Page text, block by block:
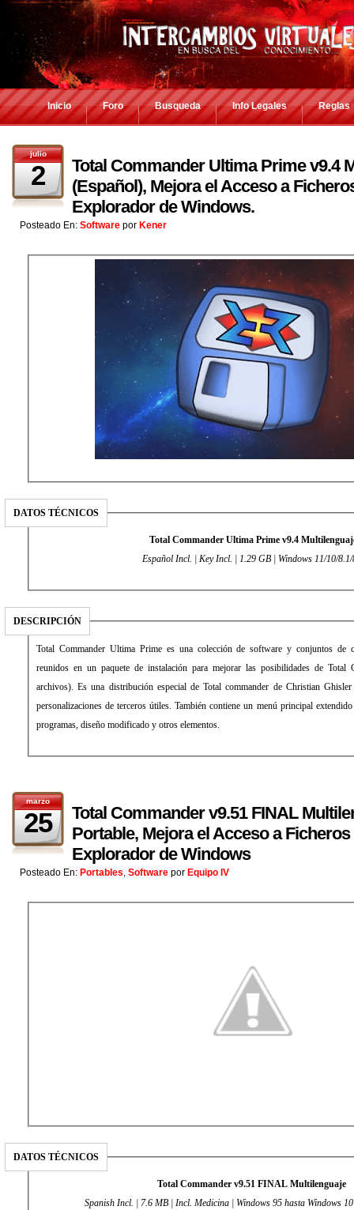
Inicio Foro Busqueda Info Legales Reglas
julio
2
Total Commander Ultima Prime v9.4
(Español), Mejora el Acceso a
Explorador de Windows.
Posteado En: Software por Kener
DATOS TÉCNICOS
Total Commander Ultima Prime v9.4
Español Incl. | Key Incl. | 1.29 GB | Windows 11/10/8.1/
DESCRIPCIÓN
Total Commander Ultima Prime es una colección de software y conjuntos de
reunidos en un paquete de instalación para mejorar las posibilidades de Total
archivos). Es una distribución especial de Total commander de Christian
personalizaciones de terceros útiles. También contiene un menú principal
programas, diseño modificado y otros elementos.
marzo
25
Total Commander v9.51 FINAL
Portable, Mejora el Acceso a
Explorador de Windows
Posteado En: Portables, Software por Equipo IV
DATOS TÉCNICOS
Total Commander v9.51 FINAL Multilenguaje
Spanish Incl. | 7.6 MB | Incl. Medicina | Windows 95 hasta Windows